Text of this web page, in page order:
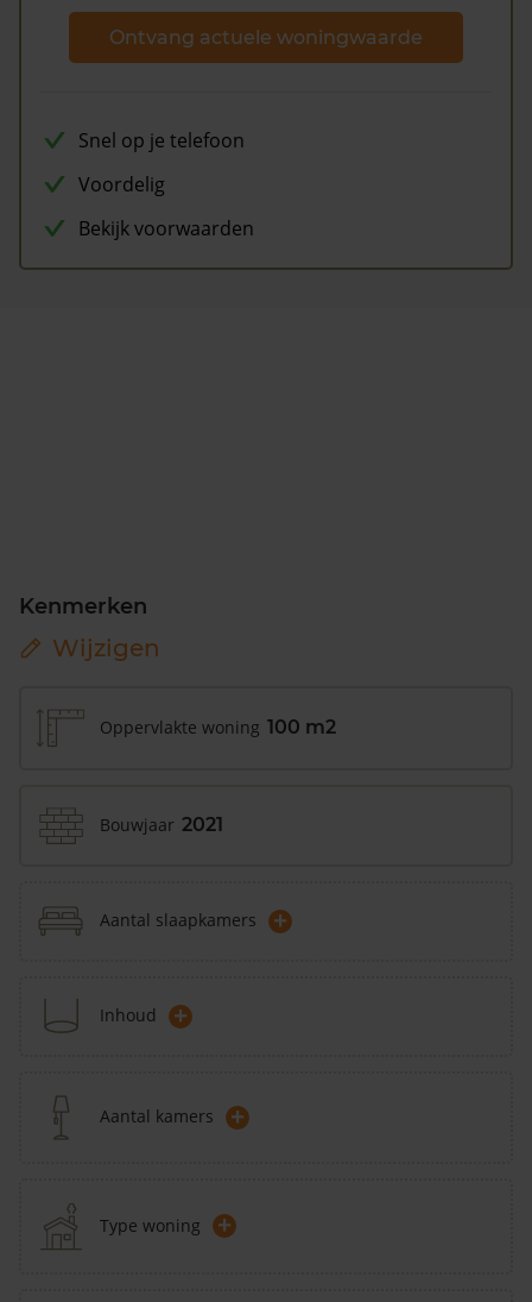
Ontvang actuele woningwaarde
Snel op je telefoon
Voordelig
Bekijk voorwaarden
Kenmerken
Wijzigen
Oppervlakte woning 100 m2
Bouwjaar 2021
Aantal slaapkamers +
Inhoud +
Aantal kamers +
Type woning +